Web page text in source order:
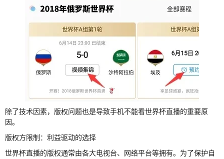
除了技术因素，版权问题也是导致手机不能看世界杯直播的重要原
因。
版权方限制：利益驱动的选择
世界杯直播的版权通常由各大电视台、网络平台等拥有。为了保护自